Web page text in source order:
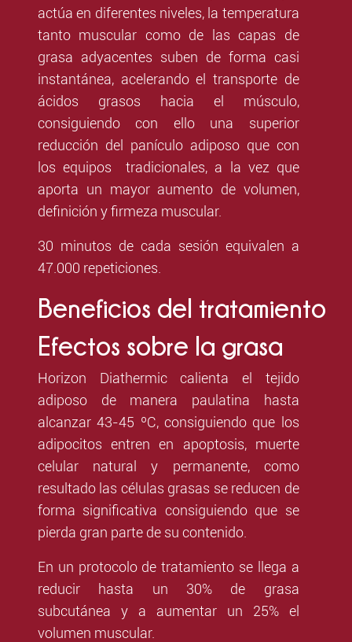
actúa en diferentes niveles, la temperatura
tanto muscular como de las capas de
grasa adyacentes suben de forma casi
instantánea, acelerando el transporte de
ácidos grasos hacia el músculo,
consiguiendo con ello una superior
reducción del panículo adiposo que con
los equipos tradicionales, a la vez que
aporta un mayor aumento de volumen,
definición y firmeza muscular.
30 minutos de cada sesión equivalen a
47.000 repeticiones.
Beneficios del tratamiento
Efectos sobre la grasa
Horizon Diathermic calienta el tejido
adiposo de manera paulatina hasta
alcanzar 43-45 ºC, consiguiendo que los
adipocitos entren en apoptosis, muerte
celular natural y permanente, como
resultado las células grasas se reducen de
forma significativa consiguiendo que se
pierda gran parte de su contenido.
En un protocolo de tratamiento se llega a
reducir hasta un 30% de grasa
subcutánea y a aumentar un 25% el
volumen muscular.